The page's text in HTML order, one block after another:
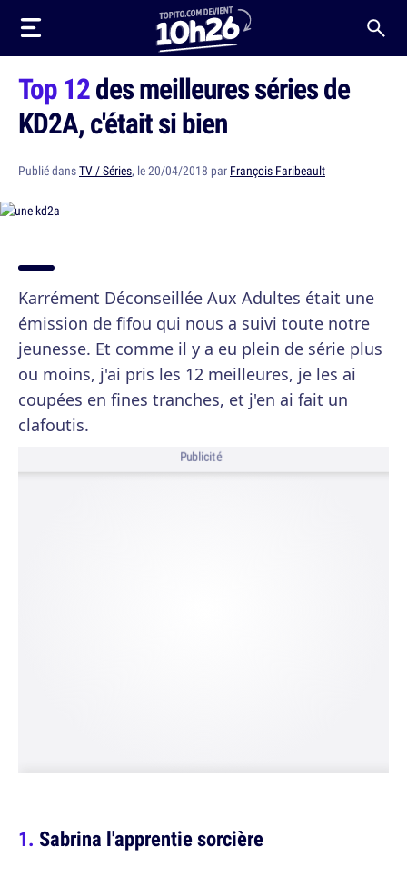
Top 12des meilleures séries de
KD2A, c'était si bien
Publié dansTV / Séries, le 20/04/2018 par François Faribeault
Karrément Déconseillée Aux Adultes était une
émission de fifou qui nous a suivi toute notre
jeunesse. Et comme il y a eu plein de série plus
ou moins, j'ai pris les 12 meilleures, je les ai
coupées en fines tranches, et j'en ai fait un
clafoutis.
Publicité
Sabrina l'apprentie sorcière